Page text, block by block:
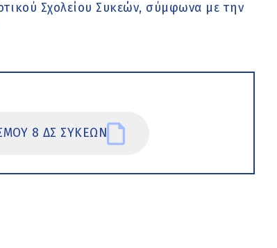
Σχολείου Συκεών, σύμφωνα με την
8 ΔΣ ΣΥΚΕΩΝ